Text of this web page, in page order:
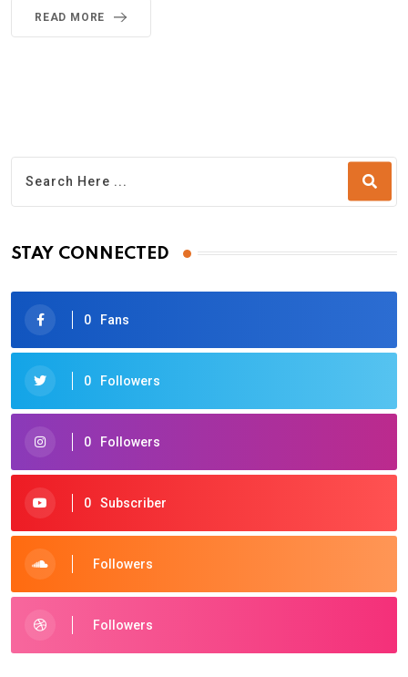
READ MORE
STAY CONNECTED
0 Fans
0 Followers
0 Followers
0 Subscriber
Followers
Followers